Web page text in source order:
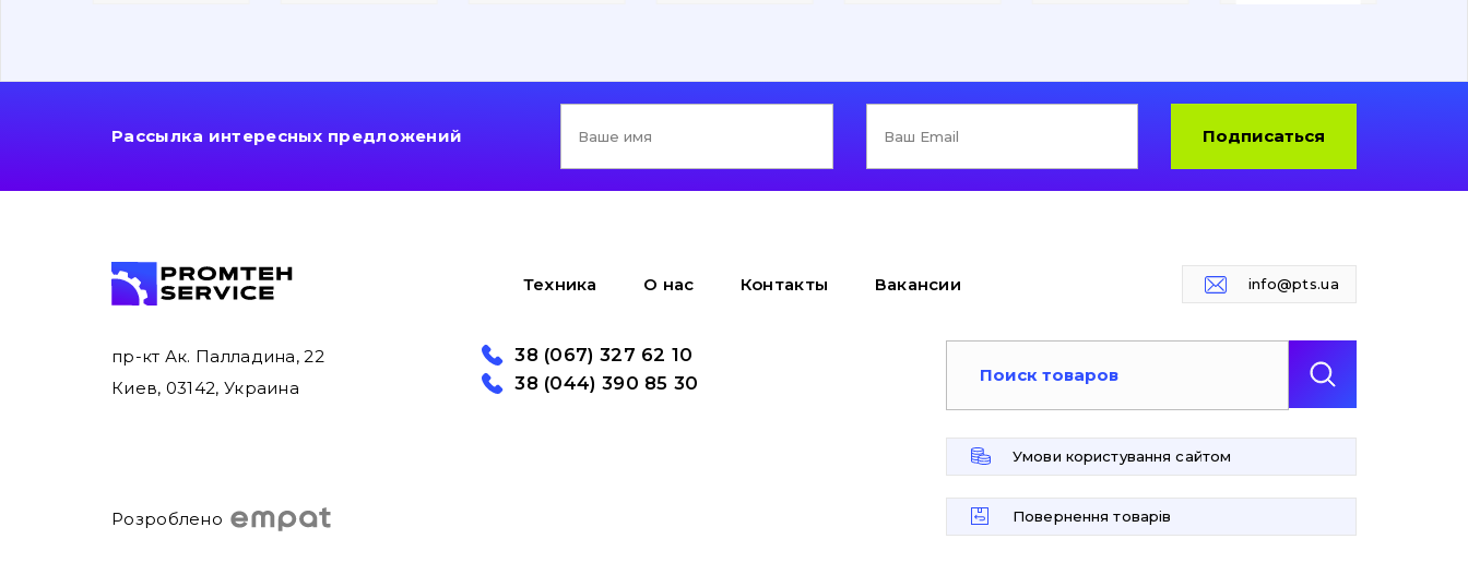
Рассылка интересных предложений Подписаться
Техника О нас Контакты Вакансии info@pts.ua
пр-кт Ак. Палладина, 22
Киев, 03142, Украина
Розроблено
38 (067) 327 62 10
38 (044) 390 85 30
Умови користування сайтом
Повернення товарів